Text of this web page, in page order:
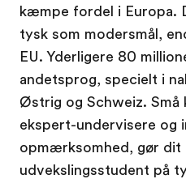
kæmpe fordel i Europa.
tysk som modersmål,
EU. Yderligere 80
andetsprog, specielt i
Østrig og Schweiz. Små
ekspert-undervisere og
opmærksomhed, gør dit
udvekslingsstudent på